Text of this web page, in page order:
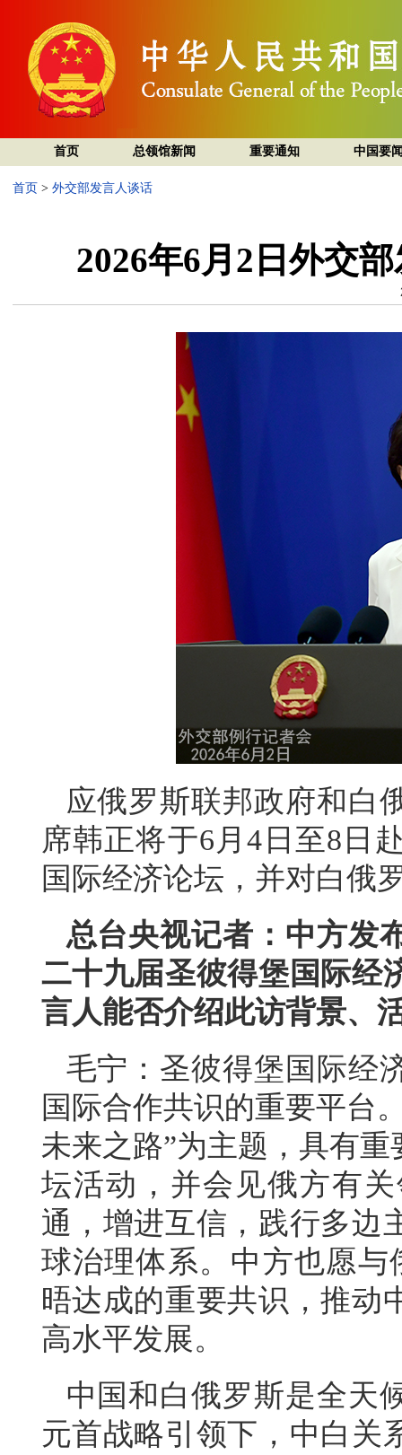
首页 总领馆新闻 重要通知 中国要
首页 > 外交部发言人谈话
2026年6月2日外交
应俄罗斯联邦政府和白
席韩正将于6月4日至8日
国际经济论坛，并对白俄
总台央视记者：中方发
二十九届圣彼得堡国际经
言人能否介绍此访背景、
毛宁：圣彼得堡国际经
国际合作共识的重要平台
未来之路”为主题，具有
坛活动，并会见俄方有
通，增进互信，践行多边
球治理体系。中方也愿
晤达成的重要共识，推动
高水平发展。
中国和白俄罗斯是全天
元首战略引领下，中白关